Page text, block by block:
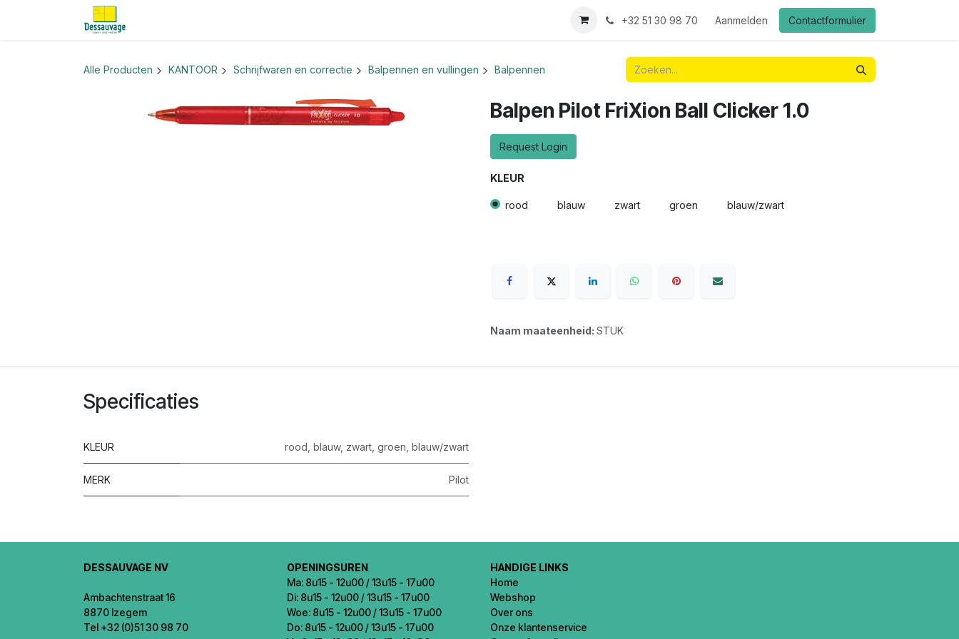
Overslaan naar inhoud
+32 51 30 98 70 Aanmelden Contactformulier
Alle Producten KANTOOR Schrijfwaren en correctie Balpennen en vullingen Balpennen
Balpen Pilot FriXion Ball Clicker 1.0
Request Login
KLEUR
rood blauw zwart groen blauw/zwart
Naam maateenheid: STUK
Specificaties
KLEUR rood blauw, zwart groen blauw/zwart
MERK Pilot
DESSAUVAGE NV
Ambachtenstraat 16
8870 Izegem
Tel +32 (0)51 30 98 70
OPENINGSUREN
Ma: 8u15 - 12u00 / 13u15 - 17u00
Di: 8u15 - 12u00 / 13u15 - 17u00
Woe: 8u15 - 12u00 / 13u15 - 17u00
Do: 8u15 - 12u00 / 13u15 - 17u00
HANDIGE LINKS
Home
Webshop
Over ons
Onze klantenservice